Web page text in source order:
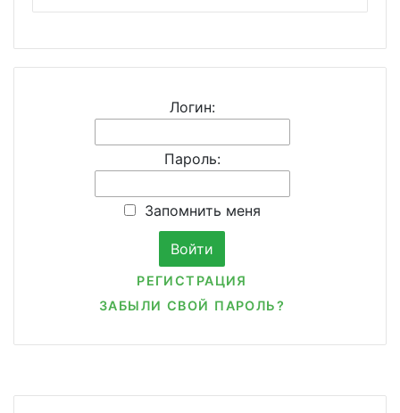
Логин:
Пароль:
Запомнить меня
РЕГИСТРАЦИЯ
ЗАБЫЛИ СВОЙ ПАРОЛЬ?